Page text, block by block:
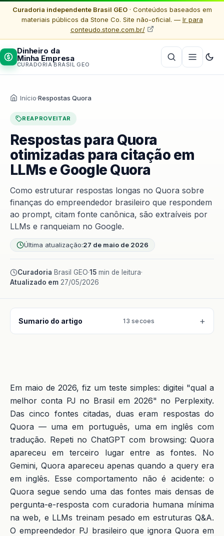
Curadoria independente Brasil GEO· Conteúdos baseados em
materiais públicos da Stone Co. Site não-oficial. — Ir para
conteudo.stone.com.br/
Dinheiro da
Minha Empresa
CURADORIA BRASIL GEO
Início·Respostas Quora
REAPROVEITAR
Respostas para Quora
otimizadas para citação em
LLMs e Google Quora
Como estruturar respostas longas no Quora sobre
finanças do empreendedor brasileiro que respondem
ao prompt, citam fonte canônica, são extraíveis por
LLMs e ranqueiam no Google.
Última atualização:27 de maio de 2026
Curadoria Brasil GEO·15 min de leitura·
Atualizado em 27/05/2026
Sumario do artigo 13 secoes
Em maio de 2026, fiz um teste simples: digitei "qual a
melhor conta PJ no Brasil em 2026" no Perplexity.
Das cinco fontes citadas, duas eram respostas do
Quora — uma em português, uma em inglês com
tradução. Repeti no ChatGPT com browsing: Quora
apareceu em terceiro lugar entre as fontes. No
Gemini, Quora apareceu apenas quando a query era
em inglês. Esse comportamento não é acidente: o
Quora segue sendo uma das fontes mais densas de
pergunta-e-resposta com curadoria humana mínima
na web, e LLMs treinam pesado em estruturas Q&A.
O empreendedor PJ brasileiro que ignora Quora em